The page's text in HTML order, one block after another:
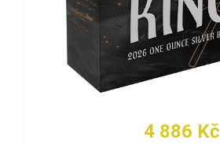
4 886 Kč